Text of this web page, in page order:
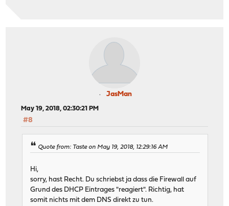
JasMan
May 19, 2018, 02:30:21 PM
#8
Quote from: Taste on May 19, 2018, 12:29:16 AM
Hi,
sorry, hast Recht. Du schriebst ja dass die Firewall auf
Grund des DHCP Eintrages "reagiert". Richtig, hat
somit nichts mit dem DNS direkt zu tun.